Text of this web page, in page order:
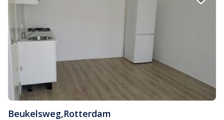
Beukelsweg,Rotterdam